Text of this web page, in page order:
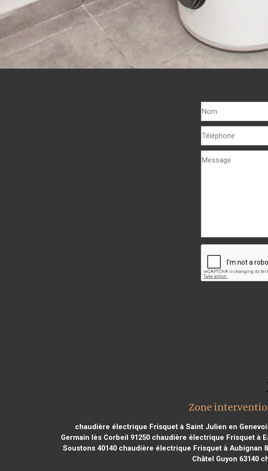
Zone
chaudière électrique Frisquet à Saint Julien en
Germain lès Corbeil 91250chaudière électrique Frisquet à
Soustons 40140chaudière électrique Frisquet à Aubignan
Châtel Guyon 63140